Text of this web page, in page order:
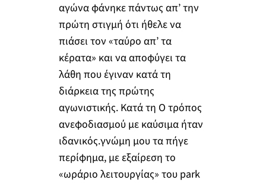
αγώνα φάνηκε πάντως απ’ την
πρώτη στιγμή ότι ήθελε να
πιάσει τον «ταύρο απ’ τα
κέρατα» και να αποφύγει τα
λάθη που έγιναν κατά τη
διάρκεια της πρώτης
αγωνιστικής. Κατά τη Ο τρόπος
ανεφοδιασμού με καύσιμα ήταν
ιδανικός.γνώμη μου τα πήγε
περίφημα, με εξαίρεση το
«ωράριο λειτουργίας» του park